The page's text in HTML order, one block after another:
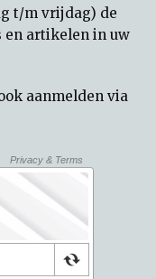
t/m vrijdag) de
en artikelen in uw
aanmelden via